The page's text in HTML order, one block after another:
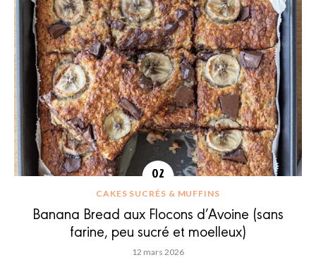
CAKES SUCRÉS & MUFFINS
Banana Bread aux Flocons d’Avoine (sans
farine, peu sucré et moelleux)
12 mars 2026